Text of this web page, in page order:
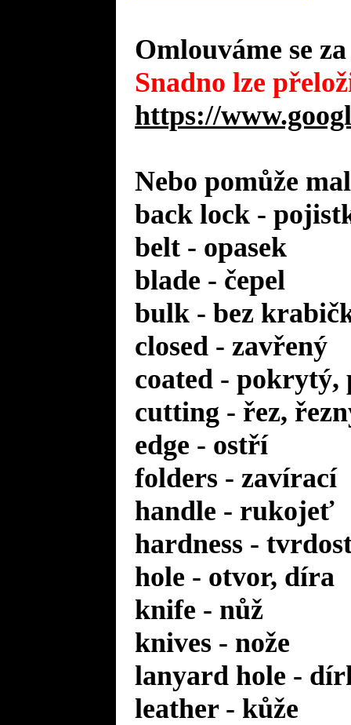
Omlouváme se
Snadno lze
https://
Nebo pomůže
back lock -
belt - opasek
blade - čepel
bulk - bez
closed - zavřený
coated - pokrytý,
cutting - řez,
edge - ostří
folders - zavírací
handle - rukojeť
hardness -
hole - otvor, díra
knife - nůž
knives - nože
lanyard hole -
leather - kůže